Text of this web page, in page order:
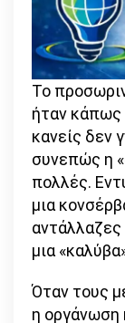
Το
ήταν κάπως
κανείς δεν
συνεπώς η
πολλές.
μια
αντάλλαζες
μια
Όταν τους
η οργάνωση